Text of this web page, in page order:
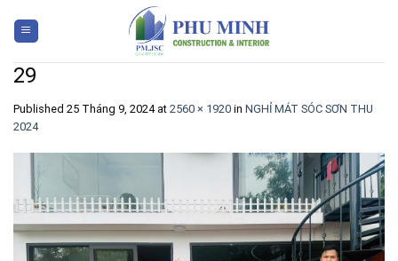
content
29
Published 25 Tháng 9, 2024at 2560 × 1920 in NGHỈ MÁT SÓC SƠN THU
2024